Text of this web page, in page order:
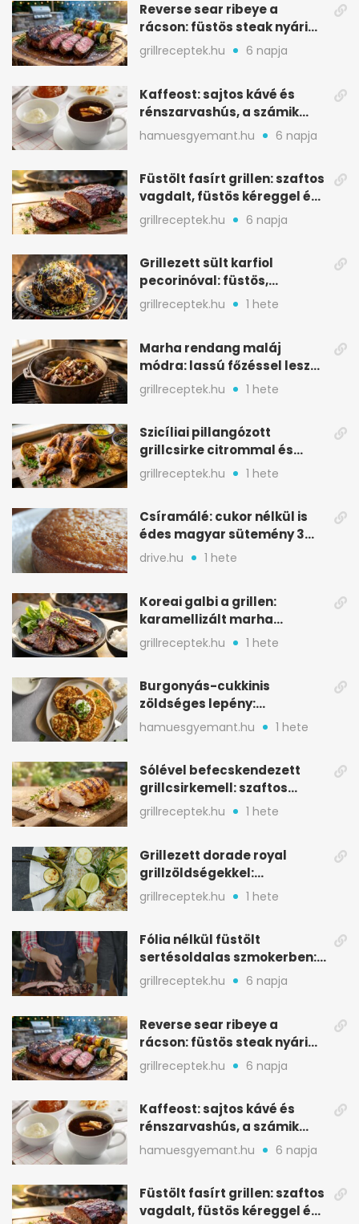
Reverse sear ribeye a
rácson: füstös steak nyári
tökkebabbal
grillreceptek.hu 6 napja
Kaffeost: sajtos kávé és
rénszarvashús, a számik
melegítő itala
hamuesgyemant.hu 6 napja
Füstölt fasírt grillen: szaftos
vagdalt, füstös kéreggel és
BBQ mázzal
grillreceptek.hu 6 napja
Grillezett sült karfiol
pecorinóval: füstös,
karamellizált nyári kedvenc
grillreceptek.hu 1 hete
Marha rendang maláj
módra: lassú főzéssel lesz
igazán szaftos
grillreceptek.hu 1 hete
Szicíliai pillangózott
grillcsirke citrommal és
oregánóval
grillreceptek.hu 1 hete
Csíramálé: cukor nélkül is
édes magyar sütemény 3
alapanyagból
drive.hu 1 hete
Koreai galbi a grillen:
karamellizált marha
rövidborda gyorsan
grillreceptek.hu 1 hete
Burgonyás-cukkinis
zöldséges lepény:
aranybarna, szaftos, hús
nélkül is
hamuesgyemant.hu 1 hete
Sólével befecskendezett
grillcsirkemell: szaftos
marad, nem szárad ki
grillreceptek.hu 1 hete
Grillezett dorade royal
grillzöldségekkel:
mediterrán ízek a rostélyról
grillreceptek.hu 1 hete
Fólia nélkül füstölt
sertésoldalas szmokerben:
ropogós bark, 6 óra
grillreceptek.hu 6 napja
Reverse sear ribeye a
rácson: füstös steak nyári
tökkebabbal
grillreceptek.hu 6 napja
Kaffeost: sajtos kávé és
rénszarvashús, a számik
melegítő itala
hamuesgyemant.hu 6 napja
Füstölt fasírt grillen: szaftos
vagdalt, füstös kéreggel és